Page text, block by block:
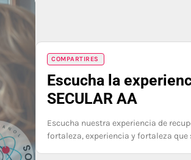
COMPARTIRES
Escucha la
SECULAR AA
Escucha nuestra experiencia de
fortaleza, experiencia y fortaleza